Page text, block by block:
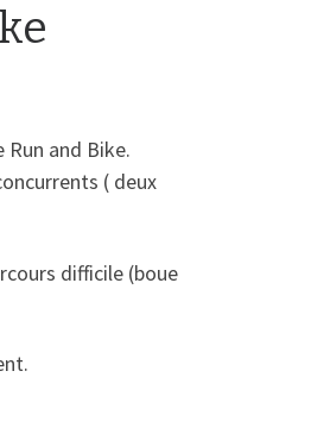
Run and Bike.
( deux
difficile (boue